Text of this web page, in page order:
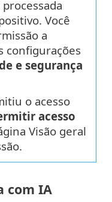
Você
a
configurações
e segurança
o acesso
acesso
Visão geral
com IA